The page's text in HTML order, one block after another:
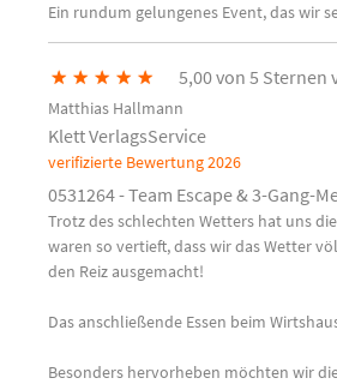
Ein rundum gelungenes Event, das wir
★ ★ ★ ★ ★ 5,00 von 5 Sternen
Matthias Hallmann
Klett VerlagsService
verifizierte Bewertung2026
0531264 - Team Escape & 3-Gang-
Trotz des schlechten Wetters hat uns
waren so vertieft, dass wir das Wetter
den Reiz ausgemacht!
Das anschließende Essen beim
Besonders hervorheben möchten wir